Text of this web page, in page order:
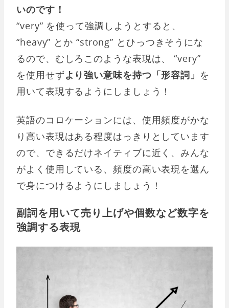
いのです！
“very” を使って強調しようとすると、
“heavy” とか “strong” とひっつきそうにな
るので、むしろこのような表現は、 “very”
を使用せずより強い意味を持つ「形容詞」 を
用いて表現するようにしましょう！
英語のコロケーションには、使用頻度がかな
り高い表現はある程度はっきりとしています
ので、できるだけネイティブに近く、みんな
がよく使用している、頻度の高い表現を選ん
で身につけるようにしましょう！
副詞を用いて売り上げや個数など数字を
強調する表現